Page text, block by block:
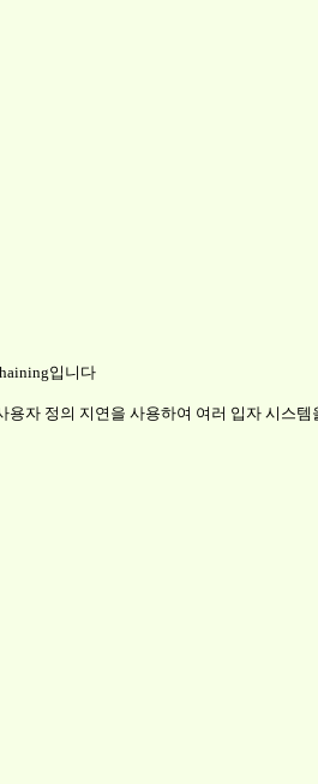
입니다
자 정의 지연을 사용하여 여러 입자 시스